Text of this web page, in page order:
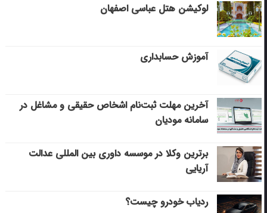
لوکیشن هتل عباسی اصفهان
آموزش حسابداری
آخرین مهلت ثبت‌نام اشخاص حقیقی و مشاغل در
سامانه مودیان
برترین وکلا در موسسه داوری بین المللی عدالت
آریایی
ردیاب خودرو چیست؟